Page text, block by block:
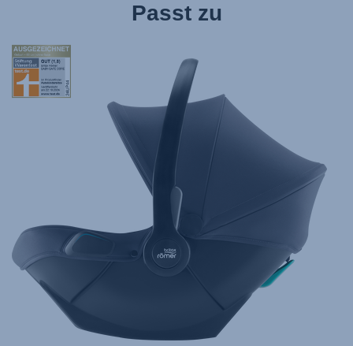
Passt zu
Tag
Award
StiWa